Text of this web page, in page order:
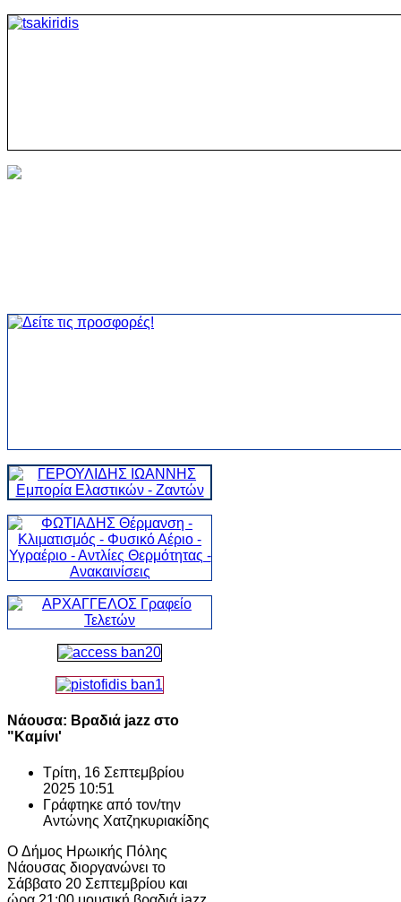
Νάουσα: Βραδιά jazz στο
"Καμίνι'
Τρίτη, 16 Σεπτεμβρίου
2025 10:51
Γράφτηκε από τον/την
Αντώνης Χατζηκυριακίδης
O Δήμος Ηρωικής Πόλης
Νάουσας διοργανώνει το
Σάββατο 20 Σεπτεμβρίου και